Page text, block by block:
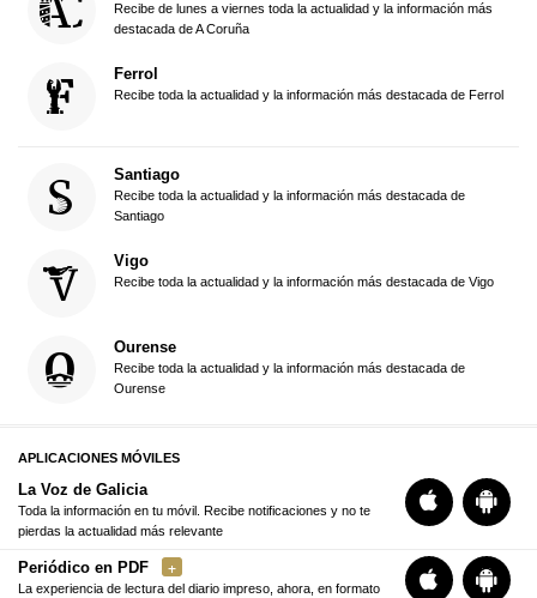
Recibe de lunes a viernes toda la actualidad y la información más
destacada de A Coruña
Ferrol
Recibe toda la actualidad y la información más destacada de Ferrol
Santiago
Recibe toda la actualidad y la información más destacada de
Santiago
Vigo
Recibe toda la actualidad y la información más destacada de Vigo
Ourense
Recibe toda la actualidad y la información más destacada de
Ourense
APLICACIONES MÓVILES
La Voz de Galicia
Toda la información en tu móvil. Recibe notificaciones y no te
pierdas la actualidad más relevante
Periódico en PDF
La experiencia de lectura del diario impreso, ahora, en formato